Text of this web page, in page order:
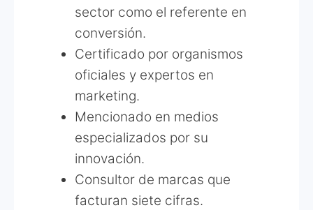
sector como el referente en
conversión.
Certificado por organismos
oficiales y expertos en
marketing.
Mencionado en medios
especializados por su
innovación.
Consultor de marcas que
facturan siete cifras.